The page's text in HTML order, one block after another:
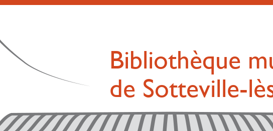
Bibliothèque
de Sotteville-